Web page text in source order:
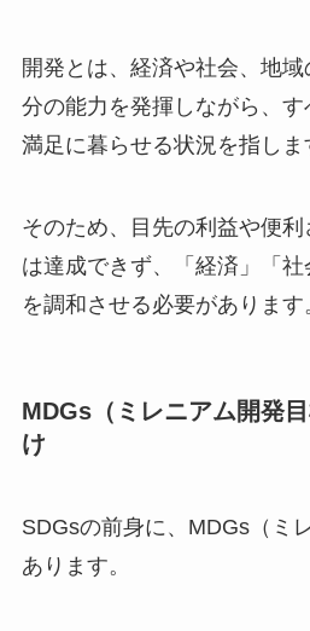
開発とは、経済や社会、地
分の能力を発揮しながら、
満足に暮らせる状況を指しま
そのため、目先の利益や便
は達成できず、「経済」「
を調和させる必要があります
MDGs（ミレニアム開発
け
SDGsの前身に、MDGs（ミ
あります。